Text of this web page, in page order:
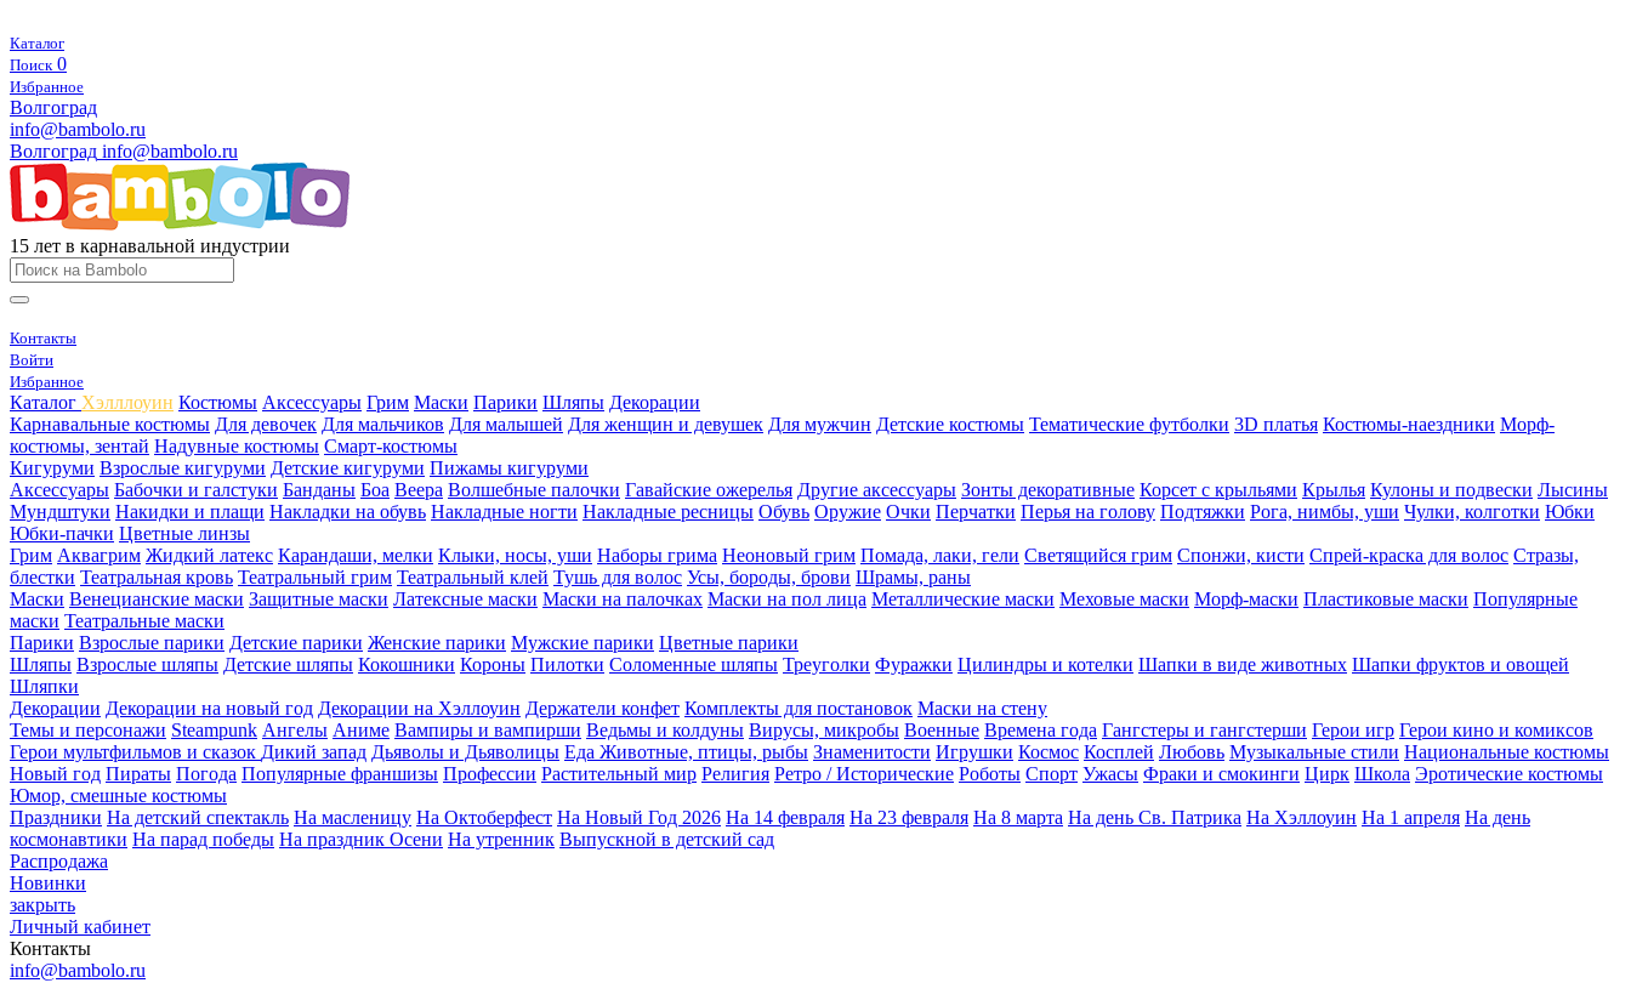
Каталог
Поиск 0
Избранное
Волгоград
info@bambolo.ru
Волгоград info@bambolo.ru
15 лет в карнавальной индустрии
Контакты
Войти
Избранное
Каталог Хэлллоуин Костюмы Аксессуары Грим Маски Парики Шляпы Декорации
Карнавальные костюмы Для девочек Для мальчиков Для малышей Для женщин и девушек Для мужчин Детские костюмы Тематические футболки 3D платья Костюмы-наездники Морф-
костюмы, зентай Надувные костюмы Смарт-костюмы
Кигуруми Взрослые кигуруми Детские кигуруми Пижамы кигуруми
Аксессуары Бабочки и галстуки Банданы Боа Веера Волшебные палочки Гавайские ожерелья Другие аксессуары Зонты декоративные Корсет с крыльями Крылья Кулоны и подвески Лысины
Мундштуки Накидки и плащи Накладки на обувь Накладные ногти Накладные ресницы Обувь Оружие Очки Перчатки Перья на голову Подтяжки Рога, нимбы, уши Чулки, колготки Юбки
Юбки-пачки Цветные линзы
Грим Аквагрим Жидкий латекс Карандаши, мелки Клыки, носы, уши Наборы грима Неоновый грим Помада, лаки, гели Светящийся грим Спонжи, кисти Спрей-краска для волос Стразы,
блестки Театральная кровь Театральный грим Театральный клей Тушь для волос Усы, бороды, брови Шрамы, раны
Маски Венецианские маски Защитные маски Латексные маски Маски на палочках Маски на пол лица Металлические маски Меховые маски Морф-маски Пластиковые маски Популярные
маски Театральные маски
Парики Взрослые парики Детские парики Женские парики Мужские парики Цветные парики
Шляпы Взрослые шляпы Детские шляпы Кокошники Короны Пилотки Соломенные шляпы Треуголки Фуражки Цилиндры и котелки Шапки в виде животных Шапки фруктов и овощей
Шляпки
Декорации Декорации на новый год Декорации на Хэллоуин Держатели конфет Комплекты для постановок Маски на стену
Темы и персонажи Steampunk Ангелы Аниме Вампиры и вампирши Ведьмы и колдуны Вирусы, микробы Военные Времена года Гангстеры и гангстерши Герои игр Герои кино и комиксов
Герои мультфильмов и сказок Дикий запад Дьяволы и Дьяволицы Еда Животные, птицы, рыбы Знаменитости Игрушки Космос Косплей Любовь Музыкальные стили Национальные костюмы
Новый год Пираты Погода Популярные франшизы Профессии Растительный мир Религия Ретро / Исторические Роботы Спорт Ужасы Фраки и смокинги Цирк Школа Эротические костюмы
Юмор, смешные костюмы
Праздники На детский спектакль На масленицу На Октоберфест На Новый Год 2026 На 14 февраля На 23 февраля На 8 марта На день Св. Патрика На Хэллоуин На 1 апреля На день
космонавтики На парад победы На праздник Осени На утренник Выпускной в детский сад
Распродажа
Новинки
закрыть
Личный кабинет
Контакты
info@bambolo.ru